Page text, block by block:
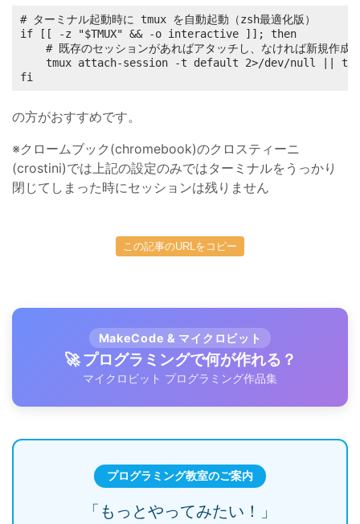
# ターミナル起動時に tmux を自動起動（zsh最適化版）
if [[ -z "$TMUX" && -o interactive ]]; then
    # 既存のセッションがあればアタッチし、なければ新規作成
tmux attach-session -t default 2>/dev/null ||
fi
の方がおすすめです。
※クロームブック(chromebook)のクロスティーニ
(crostini)では上記の設定のみではターミナルをうっかり
閉じてしまった時にセッションは残りません
この記事のURLをコピー
MakeCode & マイクロビット
🚀 プログラミングで何が作れる？
マイクロビット プログラミング作品集
プログラミング教室のご案内
「もっとやってみたい！」